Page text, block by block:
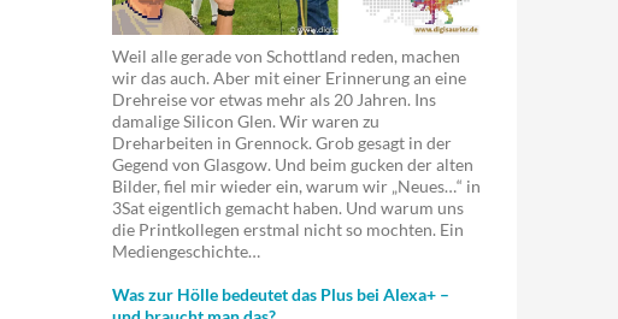
Weil alle gerade von Schottland reden, machen
wir das auch. Aber mit einer Erinnerung an eine
Drehreise vor etwas mehr als 20 Jahren. Ins
damalige Silicon Glen. Wir waren zu
Dreharbeiten in Grennock. Grob gesagt in der
Gegend von Glasgow. Und beim gucken der alten
Bilder, fiel mir wieder ein, warum wir „Neues…“ in
3Sat eigentlich gemacht haben. Und warum uns
die Printkollegen erstmal nicht so mochten. Ein
Mediengeschichte…
Was zur Hölle bedeutet das Plus bei Alexa+ –